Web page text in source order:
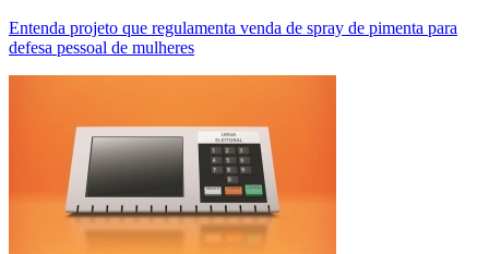
Entenda projeto que regulamenta venda de spray de pimenta para
defesa pessoal de mulheres